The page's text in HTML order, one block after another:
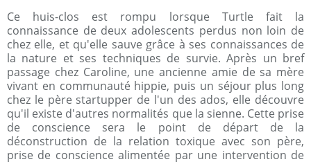
Ce huis-clos est rompu lorsque Turtle fait la
connaissance de deux adolescents perdus non loin de
chez elle, et qu'elle sauve grâce à ses connaissances de
la nature et ses techniques de survie. Après un bref
passage chez Caroline, une ancienne amie de sa mère
vivant en communauté hippie, puis un séjour plus long
chez le père startupper de l'un des ados, elle découvre
qu'il existe d'autres normalités que la sienne. Cette prise
de conscience sera le point de départ de la
déconstruction de la relation toxique avec son père,
prise de conscience alimentée par une intervention de